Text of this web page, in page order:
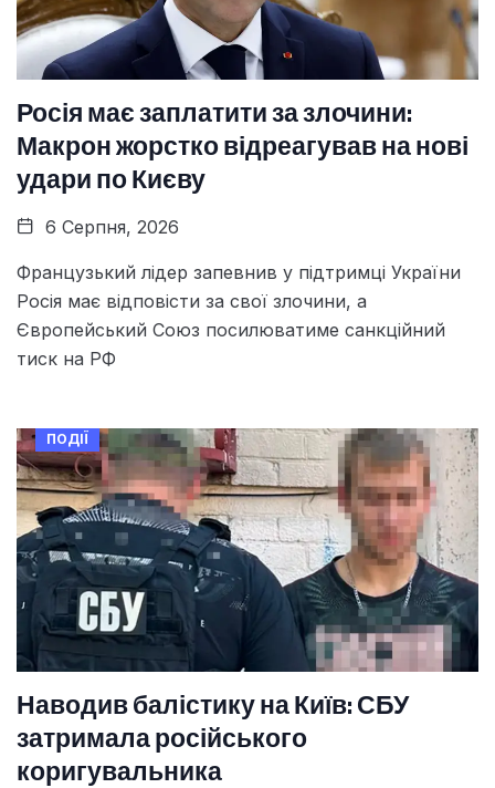
Росія має заплатити за злочини:
Макрон жорстко відреагував на нові
удари по Києву
6 Серпня, 2026
Французький лідер запевнив у підтримці України
Росія має відповісти за свої злочини, а
Європейський Союз посилюватиме санкційний
тиск на РФ
ПОДІЇ
Наводив балістику на Київ: СБУ
затримала російського
коригувальника